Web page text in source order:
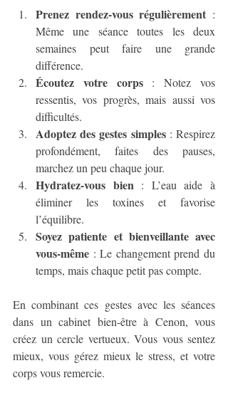
Prenez rendez-vous régulièrement :
Même une séance toutes les deux
semaines peut faire une grande
différence.
Écoutez votre corps : Notez vos
ressentis, vos progrès, mais aussi vos
difficultés.
Adoptez des gestes simples : Respirez
profondément, faites des pauses,
marchez un peu chaque jour.
Hydratez-vous bien : L’eau aide à
éliminer les toxines et favorise
l’équilibre.
Soyez patiente et bienveillante avec
vous-même : Le changement prend du
temps, mais chaque petit pas compte.
En combinant ces gestes avec les séances
dans un cabinet bien-être à Cenon, vous
créez un cercle vertueux. Vous vous sentez
mieux, vous gérez mieux le stress, et votre
corps vous remercie.